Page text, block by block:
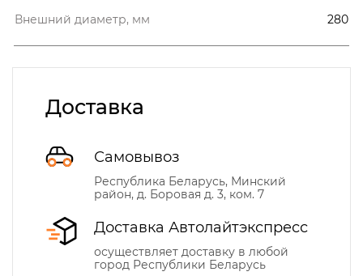
Внешний диаметр, мм 280
Доставка
Самовывоз
Республика Беларусь, Минский
район, д. Боровая д. 3, ком. 7
Доставка Автолайтэкспресс
осуществляет доставку в любой
город Республики Беларусь